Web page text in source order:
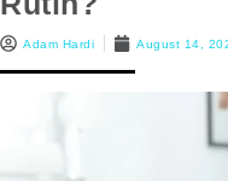
Adam Hardi August 14,